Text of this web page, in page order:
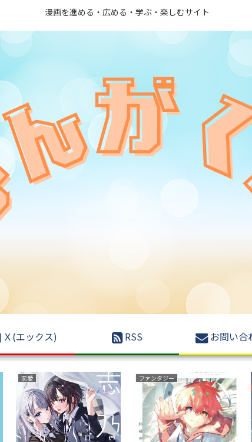
漫画を進める・広める・学ぶ・楽しむサイト
Ｘ(エックス) RSS お問い合
異世界もの(転生・転移・成り上がり・異世界ファンタジー) 復讐